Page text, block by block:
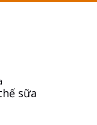
sữa